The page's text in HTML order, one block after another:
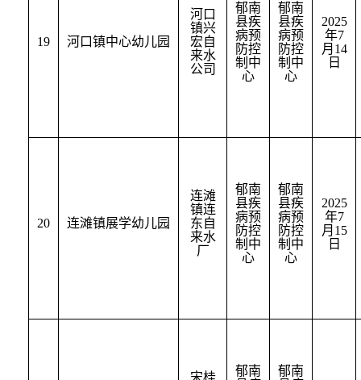
19 河口镇中心幼儿园
河口
镇兴
宏自
来水
公司
郁南
县疾
病预
防控
制中
心
郁南
县疾
病预
防控
制中
心
2025
年7
月 14
日
20 连滩镇展学幼儿园
连滩
镇连
东自
来水
厂
郁南
县疾
病预
防控
制中
心
郁南
县疾
病预
防控
制中
心
2025
年7
月 15
日
郁南
郁南